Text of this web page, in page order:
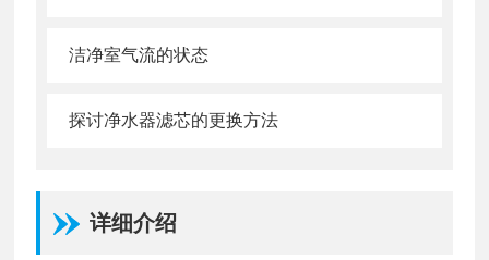
洁净室气流的状态
探讨净水器滤芯的更换方法
详细介绍